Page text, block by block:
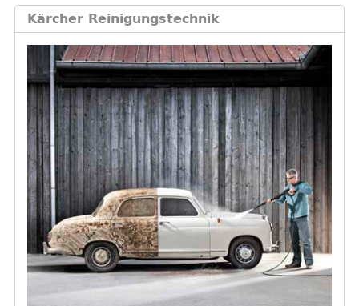
h
f
o
r
m
u
l
a
r
Kärcher Reinigungstechnik